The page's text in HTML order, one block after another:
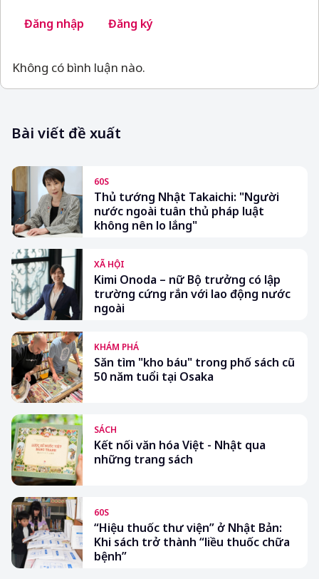
Đăng nhập Đăng ký
Không có bình luận nào.
Bài viết đề xuất
60S
Thủ tướng Nhật Takaichi: "Người
nước ngoài tuân thủ pháp luật
không nên lo lắng"
XÃ HỘI
Kimi Onoda – nữ Bộ trưởng có lập
trường cứng rắn với lao động nước
ngoài
KHÁM PHÁ
Săn tìm "kho báu" trong phố sách cũ
50 năm tuổi tại Osaka
SÁCH
Kết nối văn hóa Việt - Nhật qua
những trang sách
60S
“Hiệu thuốc thư viện” ở Nhật Bản:
Khi sách trở thành “liều thuốc chữa
bệnh”